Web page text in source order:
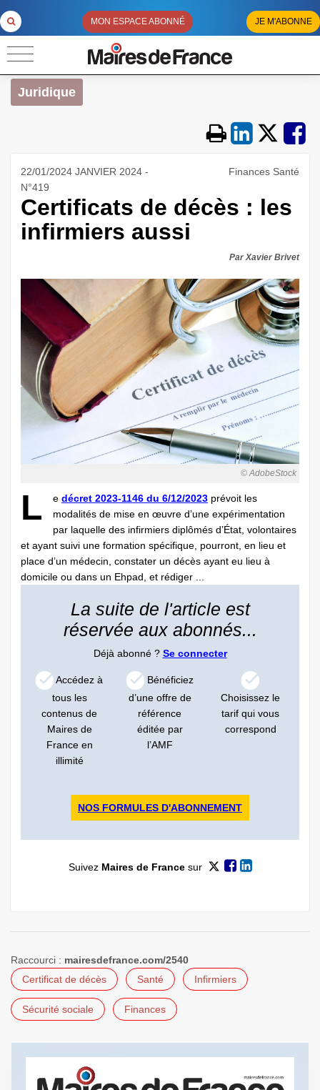
MON ESPACE ABONNÉ JE M'ABONNE
Juridique
22/01/2024 JANVIER 2024 -
N°419
Finances Santé
Certificats de décès : les
infirmiers aussi
Par Xavier Brivet
© AdobeStock
L e décret 2023-1146 du 6/12/2023 prévoit les
modalités de mise en œuvre d’une expérimentation
par laquelle des infirmiers diplômés d’État, volontaires
et ayant suivi une formation spécifique, pourront, en lieu et
place d’un médecin, constater un décès ayant eu lieu à
domicile ou dans un Ehpad, et rédiger ...
La suite de l'article est
réservée aux abonnés...
Déjà abonné ? Se connecter
Accédez à
tous les
contenus de
Maires de
France en
illimité
Bénéficiez
d’une offre de
référence
éditée par
l’AMF
Choisissez le
tarif qui vous
correspond
NOS FORMULES D'ABONNEMENT
Suivez Maires de Francesur
Raccourci : mairesdefrance.com/2540
Certificat de décès
Santé Infirmiers
Sécurité sociale Finances